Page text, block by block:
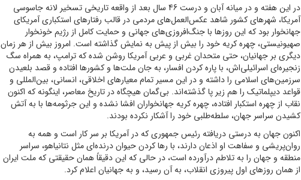
در این هفته و در میانه آبان و درست 46 سال بعد از واقعه تاریخی تسخیر لانه جاسوسی
آمریکا، شهرهای کشور شاهد عکس‌العمل‌های مردمی در قالب رفتارهای استکباری آمریکای
جهانخوار بود که این روزها با جنگ‌افروزی‌های جهانی و حمایت کامل از رژیم خونخوار
صهیونیستی، چهره کریه خود را بیش از پیش به نمایش گذاشته است. امروز بیش از هر زمان
دیگری بر جهانیان، حتی متحدان غربی و عربی آمریکا روشن شده که ترامپ، به همراه سگ
زنجیره‌ای اسرائیلی‌اش، با پاره کردن افسار، به جان ملت‌ها و کشورها افتاده و قصد بلعیدن
سرزمین‌های اسلامی را داشته و در این مسیر تمام معیارهای اخلاقی، انسانی، بین‌المللی و
قواعد دیپلماتیک را هم زیر پا گذشته‌اند. بی‌گمان هیچگاه در تاریخ معاصر، اینگونه که اکنون
نقاب از چهره استکبار افتاده، چهره کریه جهانخواران افشا نشده و این جرثومه‌ها با به آتش
کشیدن سراسر جهان، سلطه‌طلبی خود را آشکار نکرده بودند.
اکنون جهان به درستی دریافته رئیس ‌جمهوری که در آمریکا بر سر کار است و همه به
روان‌پریشی و سفاهت او اذعان دارند، با رها کردن حیوان درنده‌ای مثل نتانیاهو، سراسر
منطقه و جهان را به تلاطم درآورده است، در حالی که این دقیقاً همان حقیقتی که ملت ایران
از همان روزهای اول پیروزی انقلاب، به آن رسید، و به جهانیان اعلام کرد.